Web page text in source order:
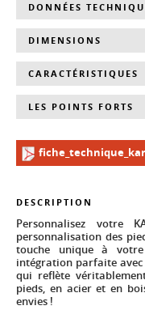
DESCRIPTION
Personnalisez votre
personnalisation des
touche unique à
intégration parfaite
qui reflète
pieds, en acier et en
envies !
DONNÉES
DIMENSIONS
CARACTÉRISTIQUES
LES POINTS FORTS